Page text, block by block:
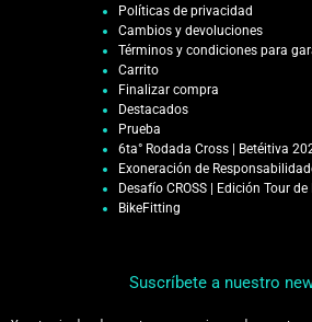
Políticas de privacidad
Cambios y devoluciones
Términos y condiciones para
Carrito
Finalizar compra
Destacados
Prueba
6ta° Rodada Cross | Betéitiva
Exoneración de
Desafío CROSS | Edición Tour
BikeFitting
Suscríbete a nuestro